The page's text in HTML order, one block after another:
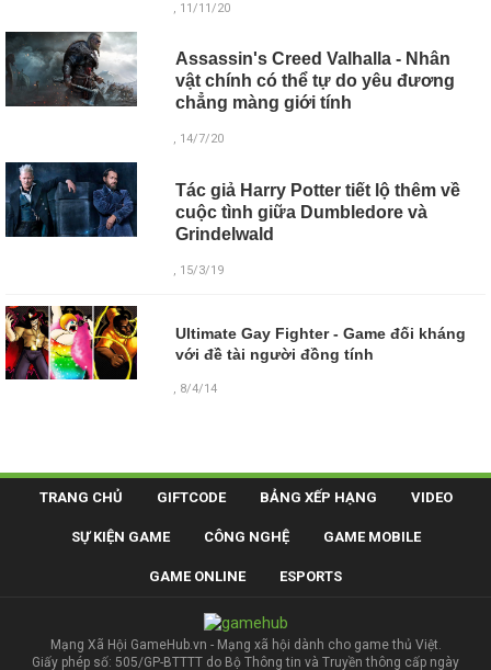
, 11/11/20
Assassin's Creed Valhalla - Nhân
vật chính có thể tự do yêu đương
chẳng màng giới tính
, 14/7/20
Tác giả Harry Potter tiết lộ thêm về
cuộc tình giữa Dumbledore và
Grindelwald
, 15/3/19
Ultimate Gay Fighter - Game đối kháng
với đề tài người đồng tính
, 8/4/14
TRANG CHỦ GIFTCODE BẢNG XẾP HẠNG VIDEO
SỰ KIỆN GAME CÔNG NGHỆ GAME MOBILE
GAME ONLINE ESPORTS
Mạng Xã Hội GameHub.vn - Mạng xã hội dành cho game thủ Việt.
Giấy phép số: 505/GP-BTTTT do Bộ Thông tin và Truyền thông cấp ngày